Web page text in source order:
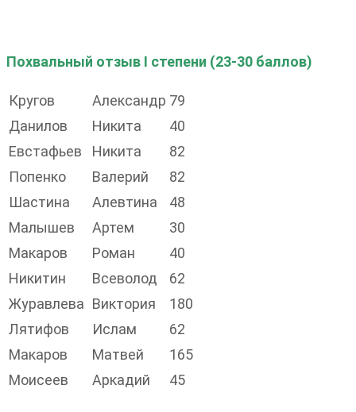
Похвальный отзыв I степени (23-30 баллов)
Кругов Александр 79
Данилов
Никита
40
Евстафьев
Никита
82
Попенко
Валерий
82
Шастина
Алевтина
48
Малышев
Артем
30
Макаров
Роман
40
Никитин
Всеволод
62
Журавлева Виктория
180
Лятифов
Ислам
62
Макаров
Матвей
165
Моисеев
Аркадий 45